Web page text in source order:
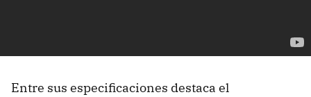
Entre sus especificaciones destaca el